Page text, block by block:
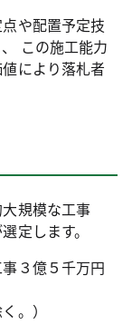
や配置予定技
この施工能力
により落札者
規模な工事
定します。
３億５千万円
。）